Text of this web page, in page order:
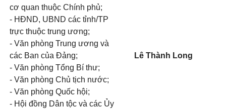
cơ quan thuộc Chính phủ;
- HĐND, UBND các tỉnh/TP
trực thuộc trung ương;
- Văn phòng Trung ương và
các Ban của Đảng;
- Văn phòng Tổng Bí thư;
- Văn phòng Chủ tịch nước;
- Văn phòng Quốc hội;
- Hội đồng Dân tộc và các Ủy
Lê Thành Long